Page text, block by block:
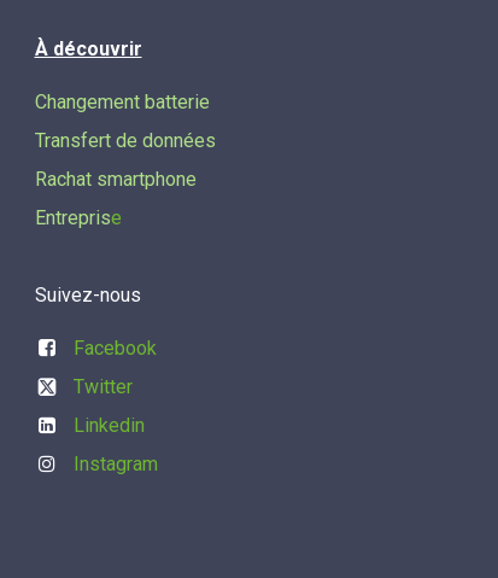
À découvrir
Changement batterie
Transfert de données​
Rachat smartphone
Entreprise
Suivez-nous
Facebook
Twitter
Linkedin
Instagram